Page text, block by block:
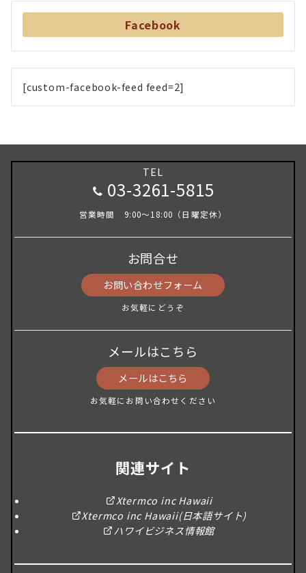
Facebook
[custom-facebook-feed feed=2]
TEL
03-3261-5815
営業時間 9:00～18:00（日曜定休）
お問合せ
お問い合わせフォーム
お気軽にどうぞ
メールはこちら
メールはこちら
お気軽にお問い合わせください
関連サイト
Xtermco inc Hawaii
Xtermco inc Hawaii(日本語サイト)
ハワイビジネス情報館